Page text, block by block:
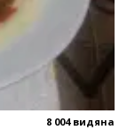
8 004 видяна